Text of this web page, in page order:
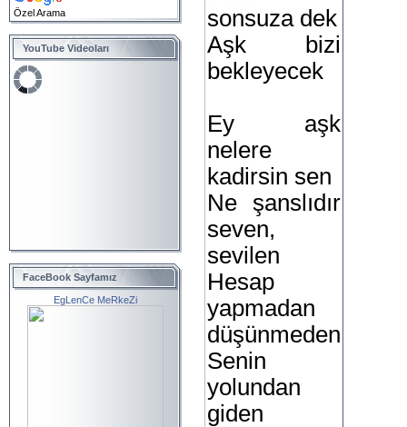
Özel Arama
YouTube Videoları
FaceBook Sayfamız
EgLenCe MeRkeZi
sonsuza dek
Aşk bizi
bekleyecek
Ey aşk
nelere
kadirsin sen
Ne şanslıdır
seven,
sevilen
Hesap
yapmadan
düşünmeden
Senin
yolundan
giden